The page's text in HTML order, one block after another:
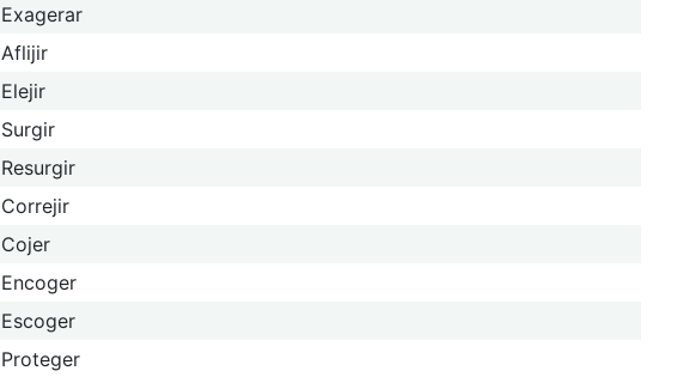
Exagerar
Aflijir
Elejir
Surgir
Resurgir
Correjir
Cojer
Encoger
Escoger
Proteger